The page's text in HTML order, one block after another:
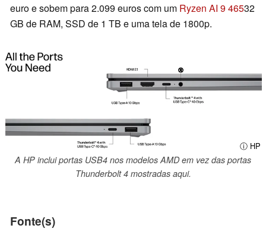
euro e sobem para 2.099 euros com um Ryzen AI 9 46532
GB de RAM, SSD de 1 TB e uma tela de 1800p.
ⓘ HP
A HP inclui portas USB4 nos modelos AMD em vez das portas
Thunderbolt 4 mostradas aqui.
Fonte(s)